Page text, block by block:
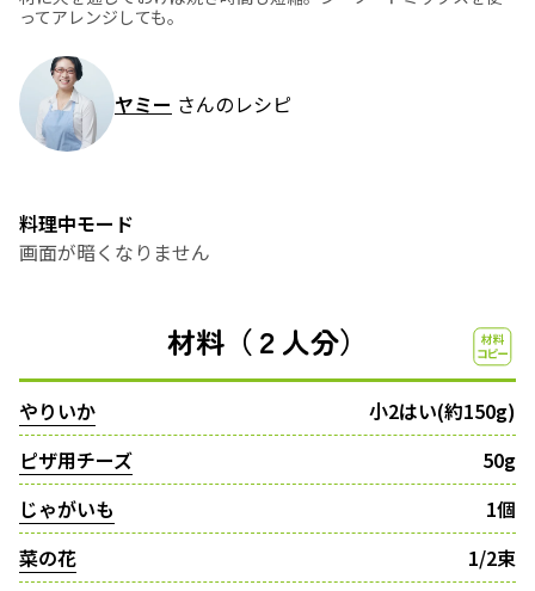
ってアレンジしても。
ヤミー さんのレシピ
料理中モード
画面が暗くなりません
材料（２人分）
やりいか
小2はい(約150g)
ピザ用チーズ
50g
じゃがいも
1個
菜の花
1/2束